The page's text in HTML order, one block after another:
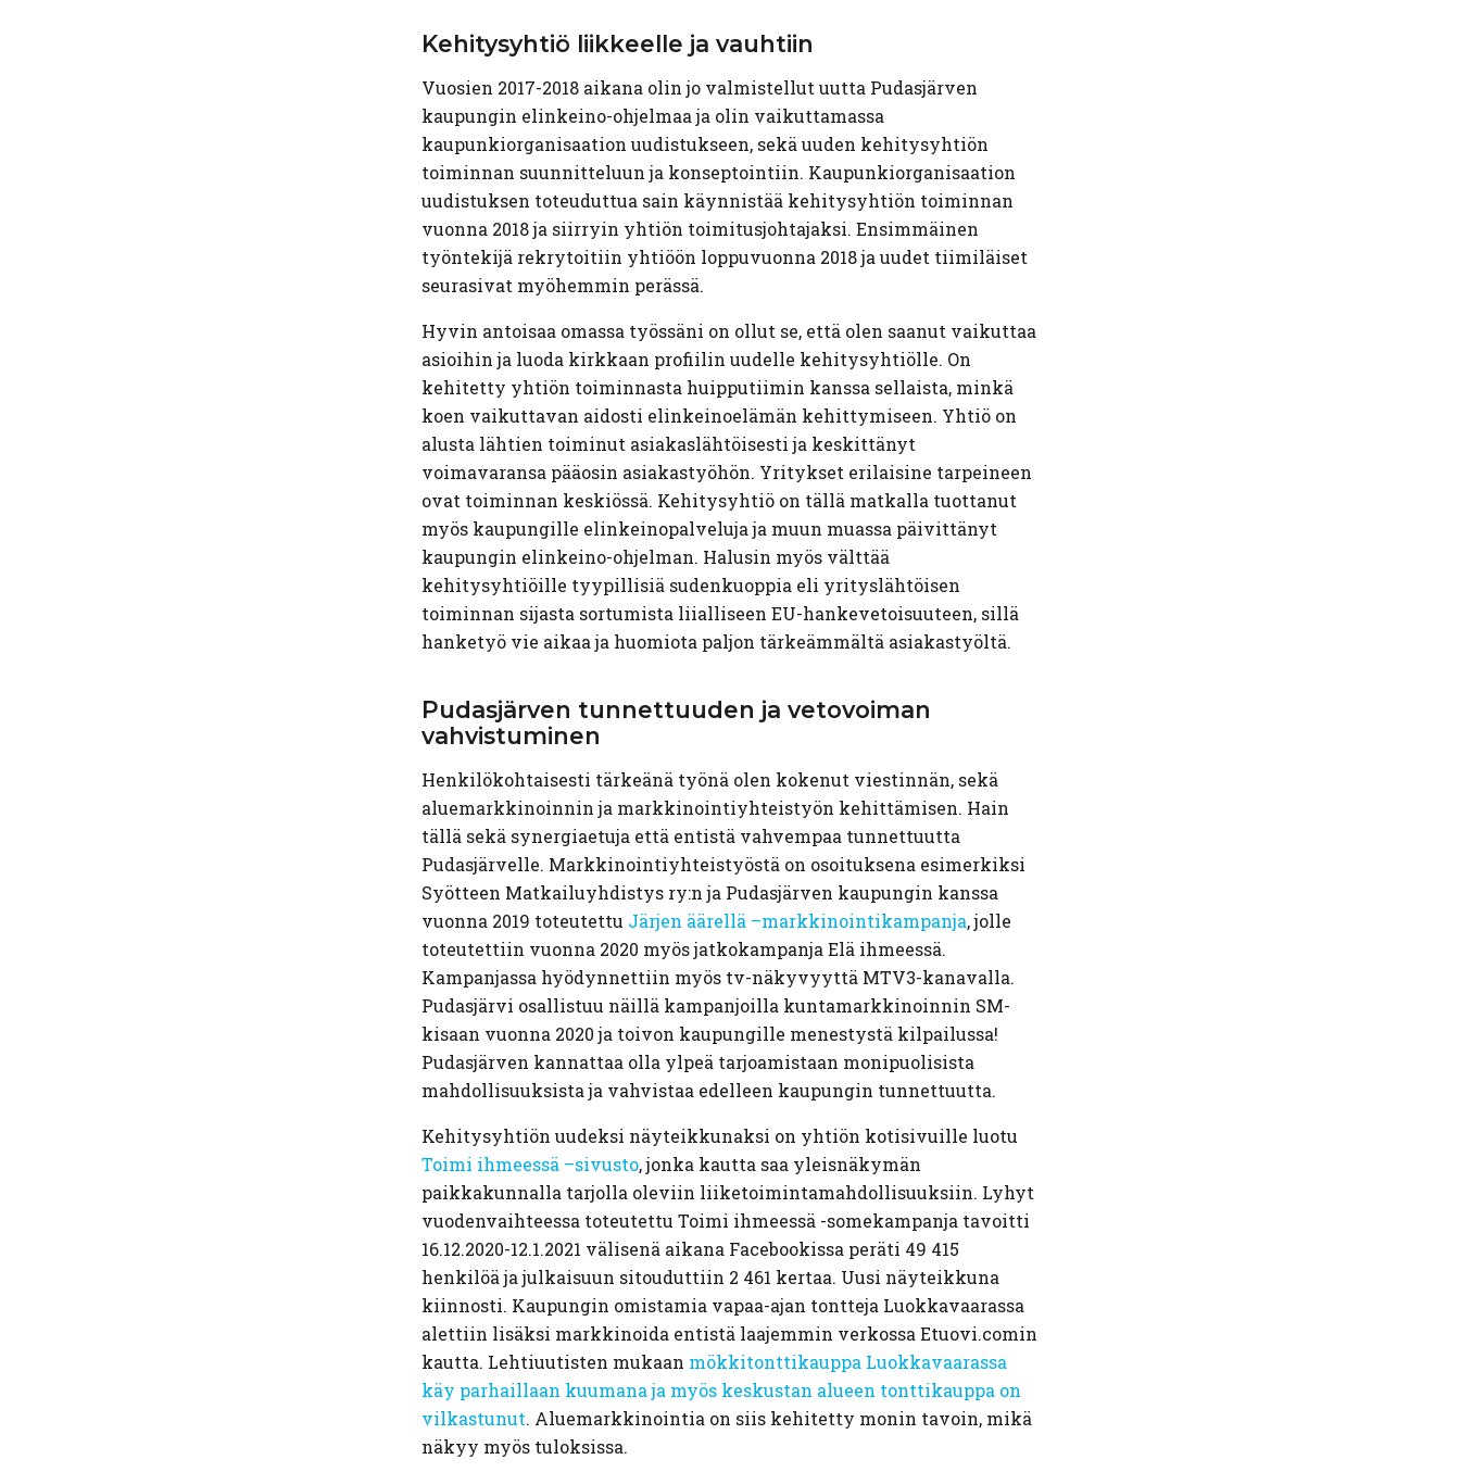
Kehitysyhtiö liikkeelle ja vauhtiin
Vuosien 2017-2018 aikana olin jo valmistellut uutta Pudasjärven
kaupungin elinkeino-ohjelmaa ja olin vaikuttamassa
kaupunkiorganisaation uudistukseen, sekä uuden kehitysyhtiön
toiminnan suunnitteluun ja konseptointiin. Kaupunkiorganisaation
uudistuksen toteuduttua sain käynnistää kehitysyhtiön toiminnan
vuonna 2018 ja siirryin yhtiön toimitusjohtajaksi. Ensimmäinen
työntekijä rekrytoitiin yhtiöön loppuvuonna 2018 ja uudet tiimiläiset
seurasivat myöhemmin perässä.
Hyvin antoisaa omassa työssäni on ollut se, että olen saanut vaikuttaa
asioihin ja luoda kirkkaan profiilin uudelle kehitysyhtiölle. On
kehitetty yhtiön toiminnasta huipputiimin kanssa sellaista, minkä
koen vaikuttavan aidosti elinkeinoelämän kehittymiseen. Yhtiö on
alusta lähtien toiminut asiakaslähtöisesti ja keskittänyt
voimavaransa pääosin asiakastyöhön. Yritykset erilaisine tarpeineen
ovat toiminnan keskiössä. Kehitysyhtiö on tällä matkalla tuottanut
myös kaupungille elinkeinopalveluja ja muun muassa päivittänyt
kaupungin elinkeino-ohjelman. Halusin myös välttää
kehitysyhtiöille tyypillisiä sudenkuoppia eli yrityslähtöisen
toiminnan sijasta sortumista liialliseen EU-hankevetoisuuteen, sillä
hanketyö vie aikaa ja huomiota paljon tärkeämmältä asiakastyöltä.
Pudasjärven tunnettuuden ja vetovoiman
vahvistuminen
Henkilökohtaisesti tärkeänä työnä olen kokenut viestinnän, sekä
aluemarkkinoinnin ja markkinointiyhteistyön kehittämisen. Hain
tällä sekä synergiaetuja että entistä vahvempaa tunnettuutta
Pudasjärvelle. Markkinointiyhteistyöstä on osoituksena esimerkiksi
Syötteen Matkailuyhdistys ry:n ja Pudasjärven kaupungin kanssa
vuonna 2019 toteutettu Järjen äärellä –markkinointikampanja, jolle
toteutettiin vuonna 2020 myös jatkokampanja Elä ihmeessä.
Kampanjassa hyödynnettiin myös tv-näkyvyyttä MTV3-kanavalla.
Pudasjärvi osallistuu näillä kampanjoilla kuntamarkkinoinnin SM-
kisaan vuonna 2020 ja toivon kaupungille menestystä kilpailussa!
Pudasjärven kannattaa olla ylpeä tarjoamistaan monipuolisista
mahdollisuuksista ja vahvistaa edelleen kaupungin tunnettuutta.
Kehitysyhtiön uudeksi näyteikkunaksi on yhtiön kotisivuille luotu
Toimi ihmeessä –sivusto, jonka kautta saa yleisnäkymän
paikkakunnalla tarjolla oleviin liiketoimintamahdollisuuksiin. Lyhyt
vuodenvaihteessa toteutettu Toimi ihmeessä -somekampanja tavoitti
16.12.2020-12.1.2021 välisenä aikana Facebookissa peräti 49 415
henkilöä ja julkaisuun sitouduttiin 2 461 kertaa. Uusi näyteikkuna
kiinnosti. Kaupungin omistamia vapaa-ajan tontteja Luokkavaarassa
alettiin lisäksi markkinoida entistä laajemmin verkossa Etuovi.comin
kautta. Lehtiuutisten mukaan mökkitonttikauppa Luokkavaarassa
käy parhaillaan kuumana ja myös keskustan alueen tonttikauppa on
vilkastunut. Aluemarkkinointia on siis kehitetty monin tavoin, mikä
näkyy myös tuloksissa.